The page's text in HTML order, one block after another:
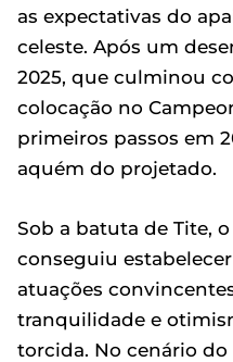
as expectativas do
celeste. Após um
2025, que culminou
colocação no
primeiros passos em
aquém do projetado.
Sob a batuta de Tite,
conseguiu
atuações
tranquilidade e
torcida. No cenário do